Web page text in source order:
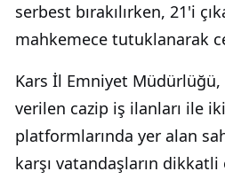
serbest bırakılırken, 21'i
mahkemece tutuklanarak
Kars İl Emniyet
verilen cazip iş ilanları ile
platformlarında yer alan
karşı vatandaşların